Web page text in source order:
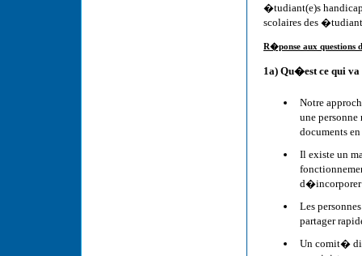
�tudiant(e)s
scolaires des
R�ponse aux questions
1a) Qu�est ce qui va
Notre
une
documents
Il existe un
d�incorporer
Les
partager
Un comit�